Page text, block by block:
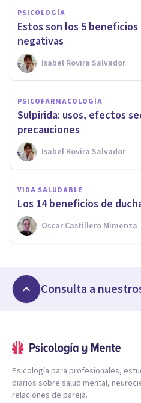
PSICOLOGÍA
Estos son los 5
negativas
Isabel Rovira Salvador
PSICOFARMACOLOGÍA
Sulpirida: usos, efectos
precauciones
Isabel Rovira Salvador
VIDA SALUDABLE
Los 14 beneficios de
Oscar Castillero Mimenza
Consulta a
Psicología para profesionales,
diarios sobre salud mental,
relaciones de pareja.